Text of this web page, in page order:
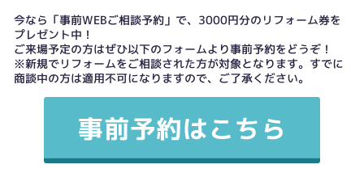
今なら「事前WEBご相談予約」で、3000円分のリフォーム券を
プレゼント中！
ご来場予定の方はぜひ以下のフォームより事前予約をどうぞ！
※新規でリフォームをご相談された方が対象となります。すでに
商談中の方は適用不可になりますので、ご了承ください。